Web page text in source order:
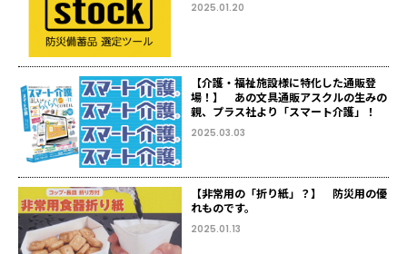
2025.01.20
【介護・福祉施設様に特化した通販登
場！】 あの文具通販アスクルの生みの
親、プラス社より「スマート介護」！
2025.03.03
【非常用の「折り紙」？】 防災用の優
れものです。
2025.01.13